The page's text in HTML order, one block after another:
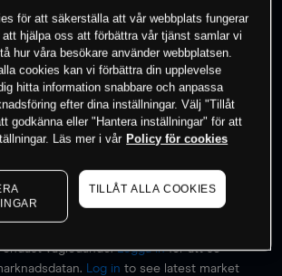
har en position i detta
Börja handla
endast vägledande.Logga inför att se
Log in to see latest market
för att säkerställa att vår webbplats fungerar
hjälpa oss att förbättra vår tjänst samlar vi
hur våra besökare använder webbplatsen.
cookies kan vi förbättra din upplevelse
hitta information snabbare och anpassa
efter dina inställningar. Välj "Tillåt
godkänna eller "Hantera inställningar" för att
Läs mer i vår Policy för cookies
TILLÅT ALLA COOKIES